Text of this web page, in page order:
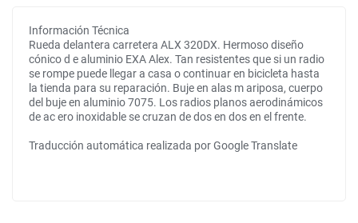
Información Técnica
Rueda delantera carretera ALX 320DX. Hermoso diseño
cónico d e aluminio EXA Alex. Tan resistentes que si un radio
se rompe puede llegar a casa o continuar en bicicleta hasta
la tienda para su reparación. Buje en alas m ariposa, cuerpo
del buje en aluminio 7075. Los radios planos aerodinámicos
de ac ero inoxidable se cruzan de dos en dos en el frente.
Traducción automática realizada por Google Translate